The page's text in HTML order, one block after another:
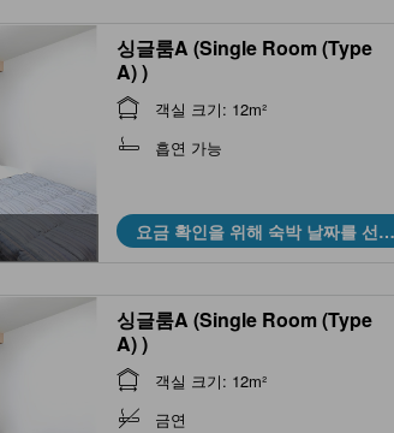
싱글룸A (Single Room (Type
A) )
객실 크기: 12m²
흡연 가능
요금 확인을 위해 숙박 날짜를 선택
하세요
싱글룸A (Single Room (Type
A) )
객실 크기: 12m²
금연